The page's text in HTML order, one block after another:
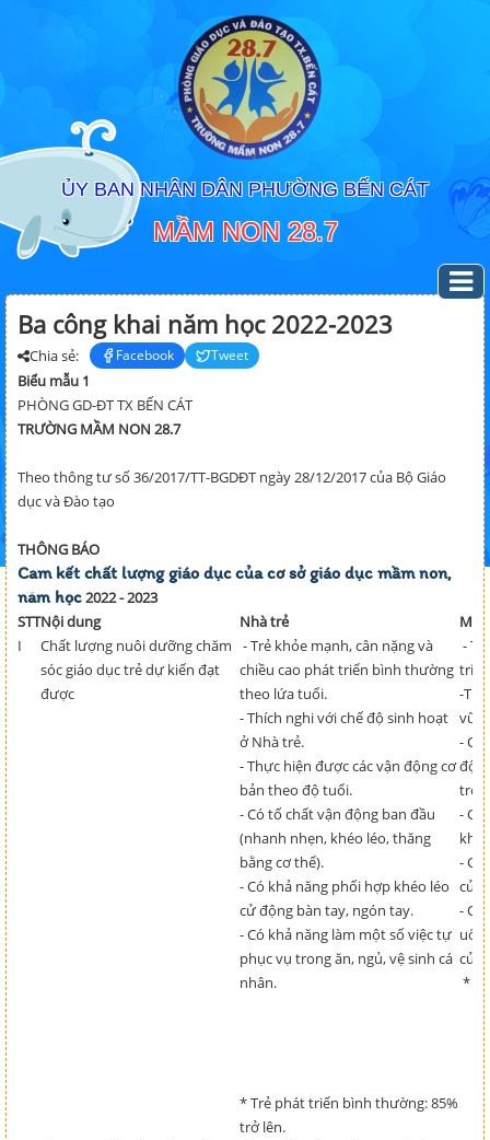
ỦY BAN NHÂN DÂN PHƯỜNG BẾN CÁT
MẦM NON 28.7
Ba công khai năm học 2022-2023
Chia sẻ: Facebook Tweet
Biểu mẫu 1
PHÒNG GD-ĐT TX BẾN CÁT
TRƯỜNG MẦM NON 28.7
Theo thông tư số 36/2017/TT-BGDĐT ngày 28/12/2017 của Bộ Giáo
dục và Đào tạo
THÔNG BÁO
Cam kết chất lượng giáo dục của cơ sở giáo dục mầm non,
năm học2022 - 2023
STTNội dung Nhà trẻ
I
Chất lượng nuôi dưỡng chăm
sóc giáo dục trẻ dự kiến đạt
được
- Trẻ khỏe mạnh, cân nặng và
chiều cao phát triển bình thường
theo lứa tuổi.
- Thích nghi với chế độ sinh hoạt
ở Nhà trẻ.
- Thực hiện được các vận động cơ
bản theo độ tuổi.
- Có tố chất vận động ban đầu
(nhanh nhẹn, khéo léo, thăng
bằng cơ thể).
- Có khả năng phối hợp khéo léo
cử động bàn tay, ngón tay.
- Có khả năng làm một số việc tự
phục vụ trong ăn, ngủ, vệ sinh cá
nhân.
* Trẻ phát triển bình thường: 85%
trở lên.
-
-
- Có
-
-
của
-
của
*